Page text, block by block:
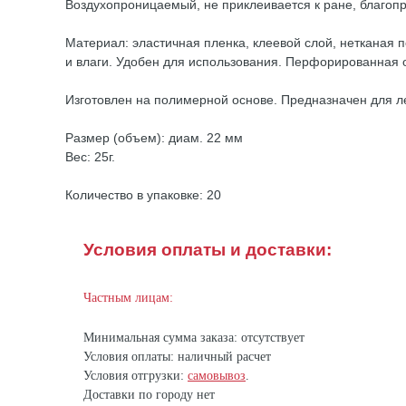
Воздухопроницаемый, не приклеивается к ране,
Материал: эластичная пленка, клеевой слой, нетканая
и влаги. Удобен для использования. Перфорированная
Изготовлен на полимерной основе. Предназначен для
Размер (объем): диам. 22 мм
Вес: 25г.
Количество в упаковке: 20
Условия оплаты и доставки:
Частным лицам:
Минимальная сумма заказа: отсутствует
Условия оплаты: наличный расчет
Условия отгрузки: самовывоз.
Доставки по городу нет